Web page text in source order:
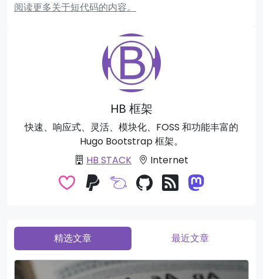
阅读更多关于短代码的内容。
HB 框架
快速、响应式、灵活、模块化、FOSS 和功能丰富的
Hugo Bootstrap 框架。
HB STACK
Internet
精选文章 最近文章